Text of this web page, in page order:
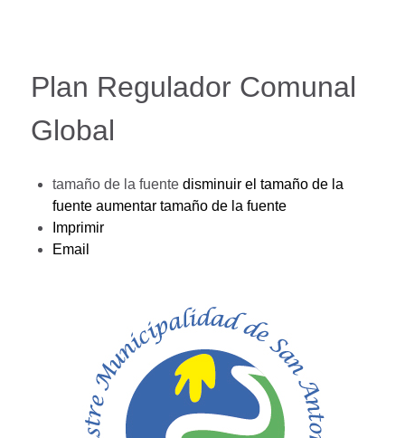
Plan Regulador Comunal
Global
tamaño de la fuente disminuir el tamaño de la
fuente aumentar tamaño de la fuente
Imprimir
Email